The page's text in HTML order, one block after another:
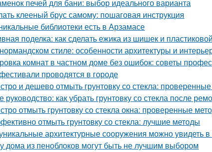
печей для бани: выбор идеального варианта
клееный брус самому: пошаговая инструкция
библиотеки есть в Арзамасе
поделка: как сделать ежика из шишек и
стиле: особенности архитектуры и
комнат в частном доме без ошибок: советы
проводятся в городе
и дешево отмыть грунтовку со стекла:
руководство: как убрать грунтовку со стекла после
отмыть грунтовку со стекла окна: проверенные
отмыть грунтовку со стекла: лучшие методы
архитектурные сооружения можно увидеть
дома из пеноблоков могут быть не лучшим выбором